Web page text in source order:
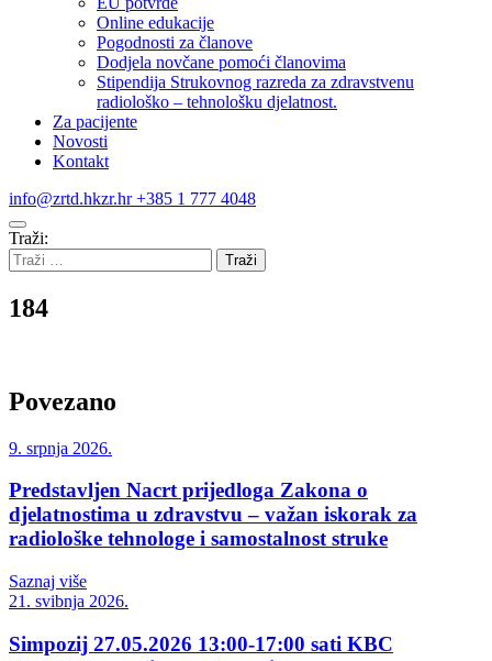
Online edukacije
Pogodnosti za članove
Dodjela novčane pomoći članovima
Stipendija Strukovnog razreda za zdravstvenu
radiološko – tehnološku djelatnost.
Za pacijente
Novosti
Kontakt
info@zrtd.hkzr.hr+385 1 777 4048
Traži:
184
Povezano
9. srpnja 2026.
Predstavljen Nacrt prijedloga Zakona o
djelatnostima u zdravstvu – važan iskorak za
radiološke tehnologe i samostalnost struke
Saznaj više
21. svibnja 2026.
Simpozij 27.05.2026 13:00-17:00 sati KBC